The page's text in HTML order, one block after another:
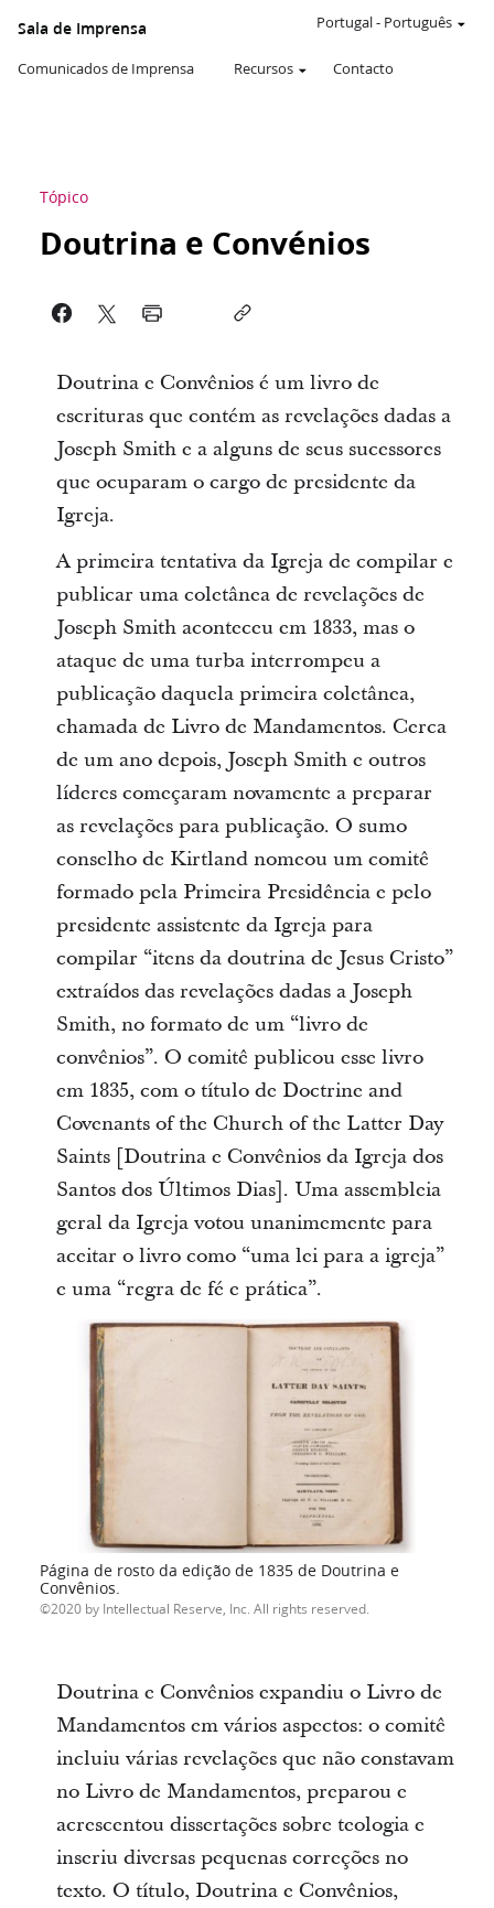
Sala de Imprensa
Comunicados de Imprensa Recursos Contacto
Portugal- Português
Tópico
Doutrina e Convénios
Doutrina e Convênios é um livro de
escrituras que contém as revelações dadas a
Joseph Smith e a alguns de seus sucessores
que ocuparam o cargo de presidente da
Igreja.
A primeira tentativa da Igreja de compilar e
publicar uma coletânea de revelações de
Joseph Smith aconteceu em 1833, mas o
ataque de uma turba interrompeu a
publicação daquela primeira coletânea,
chamada de Livro de Mandamentos. Cerca
de um ano depois, Joseph Smith e outros
líderes começaram novamente a preparar
as revelações para publicação. O sumo
conselho de Kirtland nomeou um comitê
formado pela Primeira Presidência e pelo
presidente assistente da Igreja para
compilar “itens da doutrina de Jesus Cristo”
extraídos das revelações dadas a Joseph
Smith, no formato de um “livro de
convênios”. O comitê publicou esse livro
em 1835, com o título de Doctrine and
Covenants of the Church of the Latter Day
Saints [Doutrina e Convênios da Igreja dos
Santos dos Últimos Dias]. Uma assembleia
geral da Igreja votou unanimemente para
aceitar o livro como “uma lei para a igreja”
e uma “regra de fé e prática”.
Página de rosto da edição de 1835 de Doutrina e
Convênios.
2020 by Intellectual Reserve, Inc. All rights reserved.
Doutrina e Convênios expandiu o Livro de
Mandamentos em vários aspectos: o comitê
incluiu várias revelações que não constavam
no Livro de Mandamentos, preparou e
acrescentou dissertações sobre teologia e
inseriu diversas pequenas correções no
texto. O título, Doutrina e Convênios,